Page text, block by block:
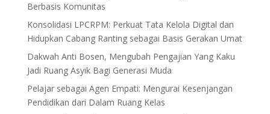
Berbasis Komunitas
Konsolidasi LPCRPM: Perkuat Tata Kelola Digital dan
Hidupkan Cabang Ranting sebagai Basis Gerakan Umat
Dakwah Anti Bosen, Mengubah Pengajian Yang Kaku
Jadi Ruang Asyik Bagi Generasi Muda
Pelajar sebagai Agen Empati: Mengurai Kesenjangan
Pendidikan dari Dalam Ruang Kelas